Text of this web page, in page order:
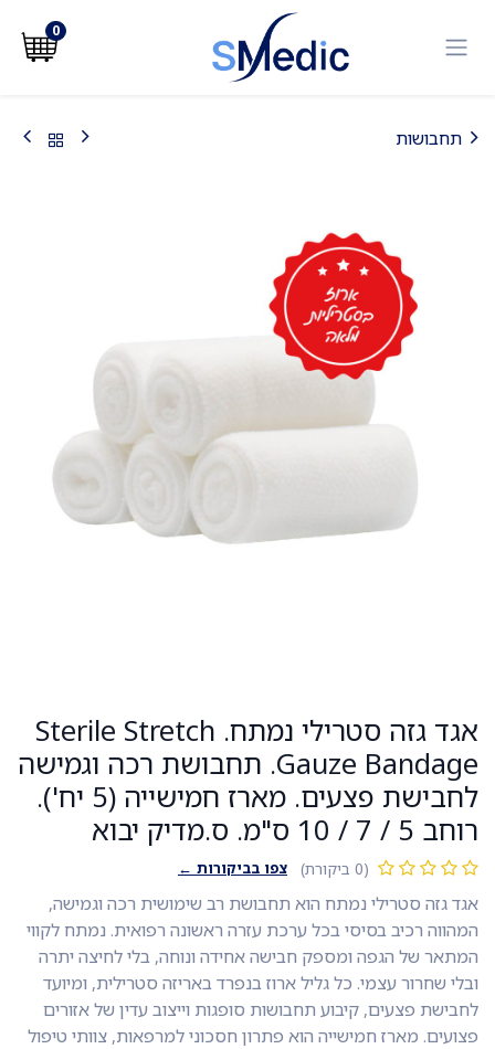
0
תחבושות
אגד גזה סטרילי נמתח. Sterile Stretch
Gauze Bandage. תחבושת רכה וגמישה
לחבישת פצעים. מארז חמישייה (5 יח').
רוחב 5 / 7 / 10 ס"מ. ס.מדיק יבוא
(0 ביקורת) צפו בביקורות ←
אגד גזה סטרילי נמתח הוא תחבושת רב שימושית רכה וגמישה,
המהווה רכיב בסיסי בכל ערכת עזרה ראשונה רפואית. נמתח לקווי
המתאר של הגפה ומספק חבישה אחידה ונוחה, בלי לחיצה יתרה
ובלי שחרור עצמי. כל גליל ארוז בנפרד באריזה סטרילית, ומיועד
לחבישת פצעים, קיבוע תחבושות סופגות וייצוב עדין של אזורים
פצועים. מארז חמישייה הוא פתרון חסכוני למרפאות, צוותי טיפול